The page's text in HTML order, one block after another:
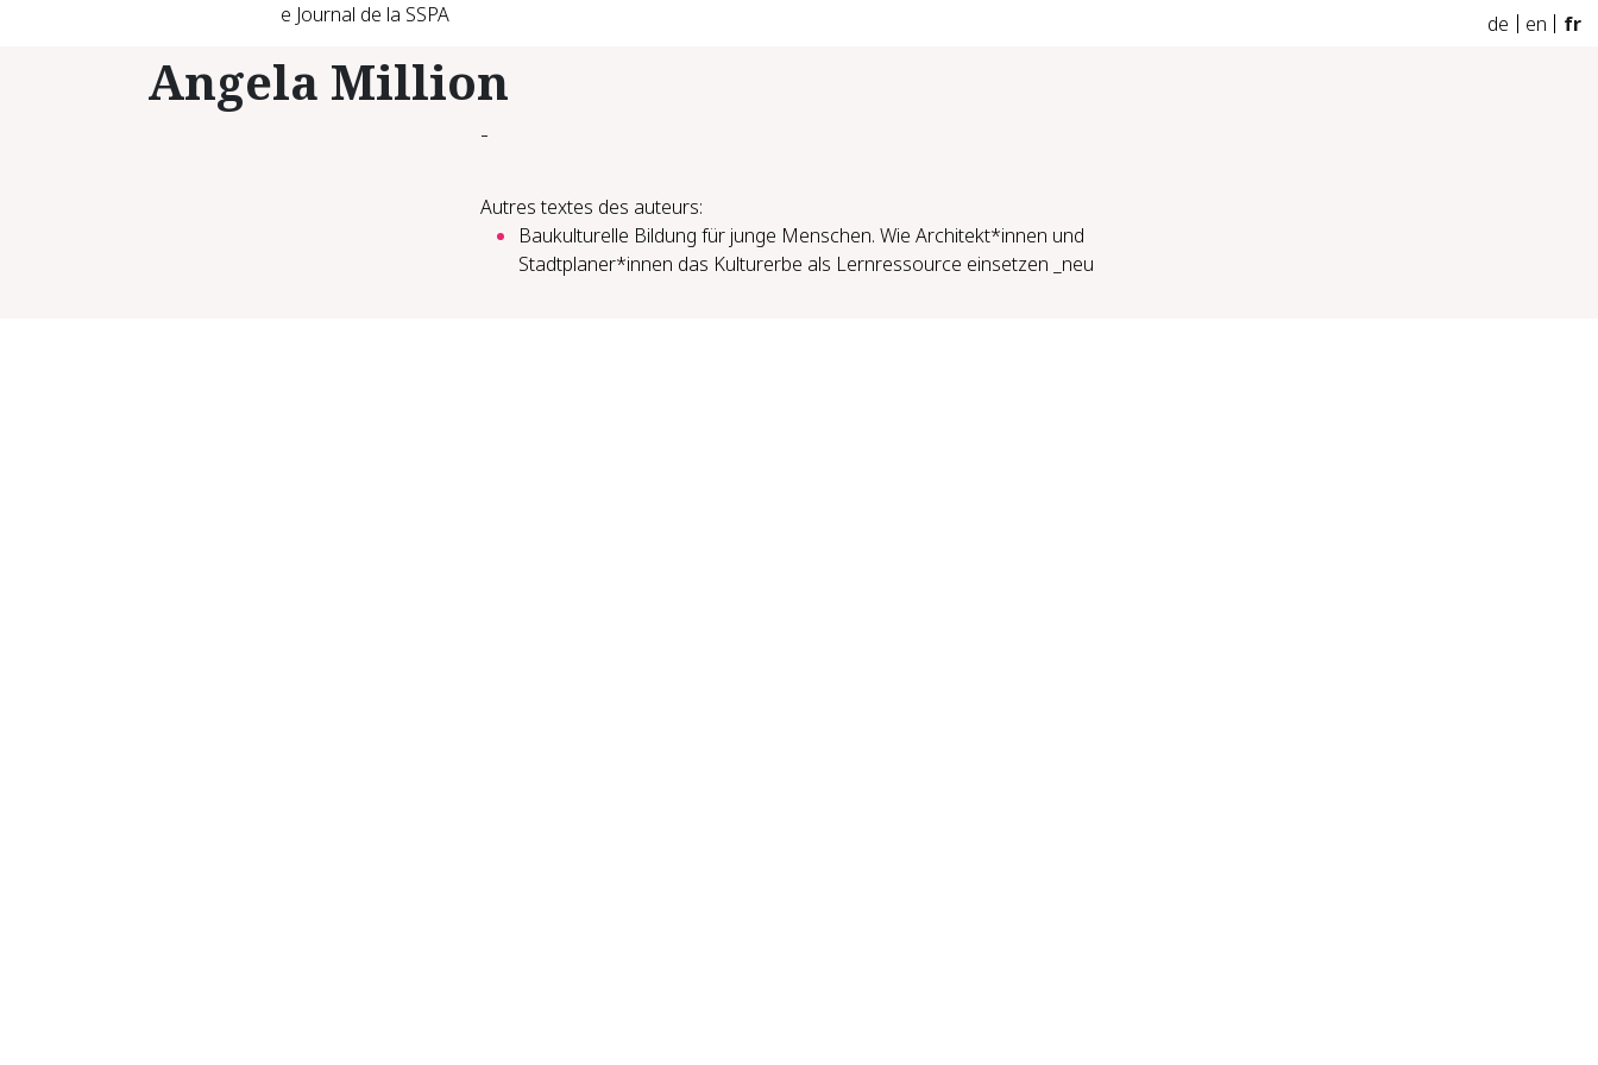
e Journal de la SSPA de en fr
Angela Million
-
Autres textes des auteurs:
Baukulturelle Bildung für junge Menschen. Wie Architekt*innen und
Stadtplaner*innen das Kulturerbe als Lernressource einsetzen _neu